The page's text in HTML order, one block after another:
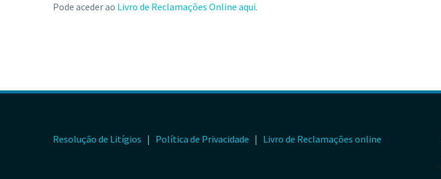
Pode aceder ao Livro de Reclamações Online aqui.
Resolução de Litígios | Política de Privacidade | Livro de Reclamações online